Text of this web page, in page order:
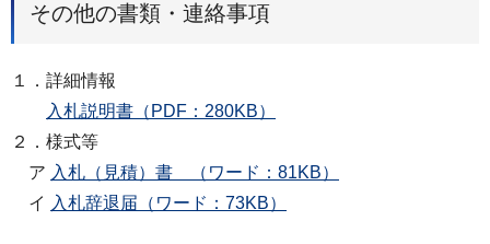
その他の書類・連絡事項
１．詳細情報
入札説明書（PDF：280KB）
２．様式等
ア 入札（見積）書 （ワード：81KB）
イ 入札辞退届（ワード：73KB）